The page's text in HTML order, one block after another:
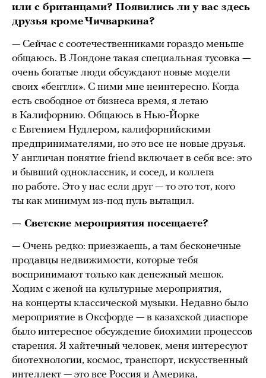
или с британцами? Появились ли у вас здесь
друзья кроме Чичваркина?
— Сейчас с соотечественниками гораздо меньше
общаюсь. В Лондоне такая специальная тусовка —
очень богатые люди обсуждают новые модели
своих «бентли». С ними мне неинтересно. Когда
есть свободное от бизнеса время, я летаю
в Калифорнию. Общаюсь в Нью-Йорке
с Евгением Нудлером, калифорнийскими
предпринимателями, но это все не новые друзья.
У англичан понятие friend включает в себя все: это
и бывший одноклассник, и сосед, и коллега
по работе. Это у нас если друг — то это тот, кого
ты как минимум из-под пуль вытащил.
— Светские мероприятия посещаете?
— Очень редко: приезжаешь, а там бесконечные
продавцы недвижимости, которые тебя
воспринимают только как денежный мешок.
Ходим с женой на культурные мероприятия,
на концерты классической музыки. Недавно было
мероприятие в Оксфорде — в казахской диаспоре
было интересное обсуждение биохимии процессов
старения. Я хайтечный человек, меня интересуют
биотехнологии, космос, транспорт, искусственный
интеллект — это все Россия и Америка,